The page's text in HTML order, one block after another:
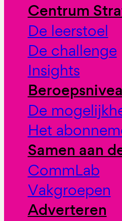
Centrum
De leerstoel
De challenge
Insights
De
Het
Samen aan
CommLab
Vakgroepen
Adverteren